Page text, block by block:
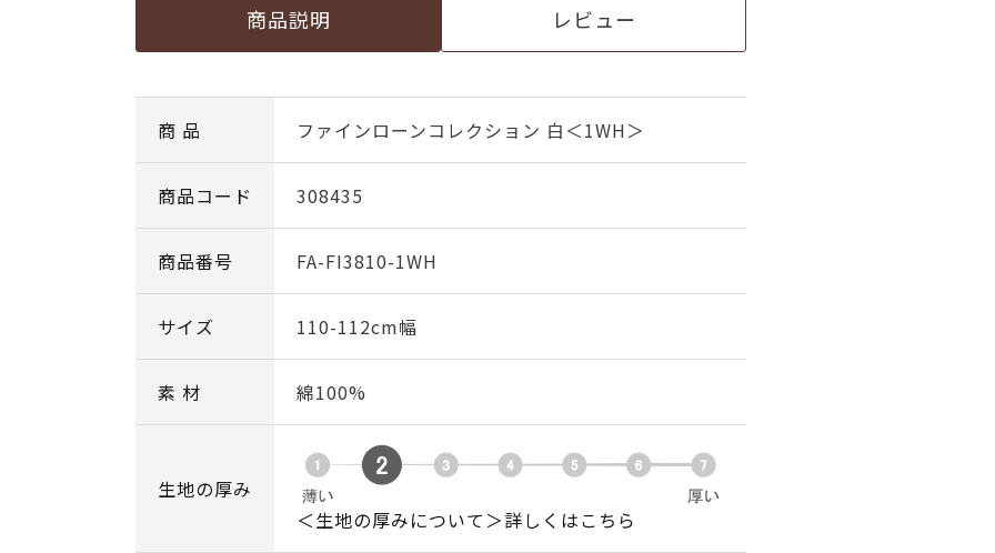
商品説明 レビュー
商 品 ファインローンコレクション 白＜1WH＞
商品コード 308435
商品番号 FA-FI3810-1WH
サイズ 110-112cm幅
素 材 綿100%
生地の厚み
＜生地の厚みについて＞詳しくはこちら